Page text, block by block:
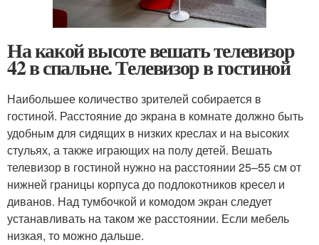
На какой высоте вешать телевизор
42 в спальне. Телевизор в гостиной
Наибольшее количество зрителей собирается в
гостиной. Расстояние до экрана в комнате должно быть
удобным для сидящих в низких креслах и на высоких
стульях, а также играющих на полу детей. Вешать
телевизор в гостиной нужно на расстоянии 25–55 см от
нижней границы корпуса до подлокотников кресел и
диванов. Над тумбочкой и комодом экран следует
устанавливать на таком же расстоянии. Если мебель
низкая, то можно дальше.